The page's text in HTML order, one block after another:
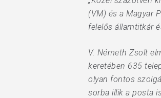
(VM) és a Magyar
felelős államtitkár
V. Németh Zsolt
keretében 635
olyan fontos
sorba illik a posta